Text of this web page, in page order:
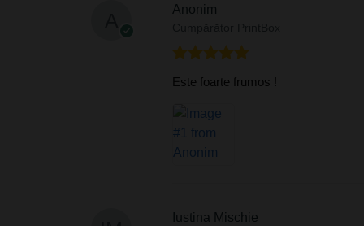
Anonim
Evaluat la5
din 5
Este foarte frumos !
Iustina Mischie